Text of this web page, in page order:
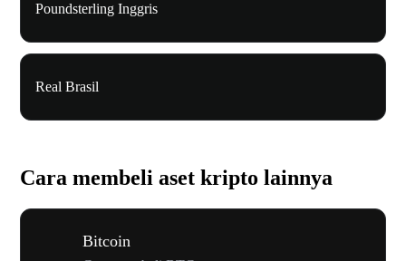
Poundsterling Inggris
Real Brasil
Cara membeli aset kripto lainnya
Bitcoin